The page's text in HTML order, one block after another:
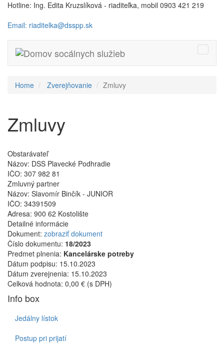
Hotline: Ing. Edita Kruzslíková - riaditeľka, mobil 0903 421 219
Email: riaditelka@dsspp.sk
Toggle
Home Zverejňovanie Zmluvy
Zmluvy
Obstarávateľ
Názov: DSS Plavecké Podhradie
IČO: 307 982 81
Zmluvný partner
Názov: Slavomír Binčík - JUNIOR
IČO: 34391509
Adresa: 900 62 Kostolište
Detailné informácie
Dokument: zobraziť dokument
Číslo dokumentu: 18/2023
Predmet plnenia: Kancelárske potreby
Dátum podpisu: 15.10.2023
Dátum zverejnenia: 15.10.2023
Celková hodnota: 0,00 € (s DPH)
Info box
Jedálny lístok
Postup pri prijatí